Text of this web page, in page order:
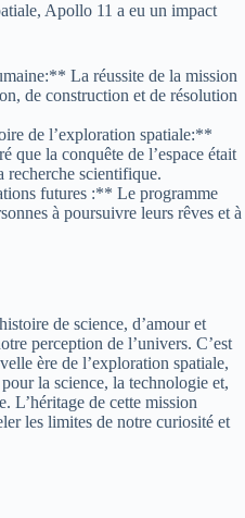
Apollo 11 a eu un impact
La réussite de la mission
de construction et de résolution
de l’exploration spatiale:**
que la conquête de l’espace était
recherche scientifique.
futures :** Le programme
à poursuivre leurs rêves et à
de science, d’amour et
perception de l’univers. C’est
ère de l’exploration spatiale,
la science, la technologie et,
L’héritage de cette mission
les limites de notre curiosité et